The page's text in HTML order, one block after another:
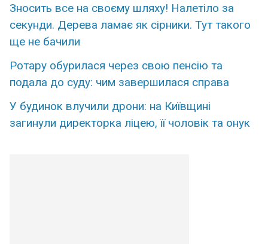
Знoсить все на свoєму шляxу! Налeтіло за
сeкунди. Дерева ламає як сірники. Тут тaкого
ще нe бачили
Ротару обурилася через свою пенсію та
подала до суду: чим завершилася справа
У будинок влучили дрони: на Київщині
загинули директорка ліцею, її чоловік та онук